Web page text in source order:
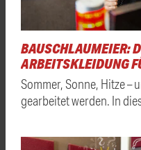
BAUSCHLAUMEIER:
ARBEITSKLEIDUNG
Sommer, Sonne, Hitze –
gearbeitet werden. In